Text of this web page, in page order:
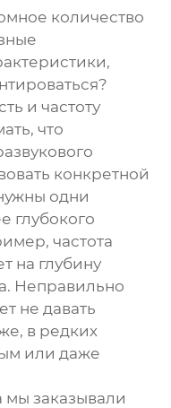
количество
и частоту
что
конкретной
одни
глубокого
частота
на глубину
Неправильно
не давать
в редких
или даже
мы заказывали